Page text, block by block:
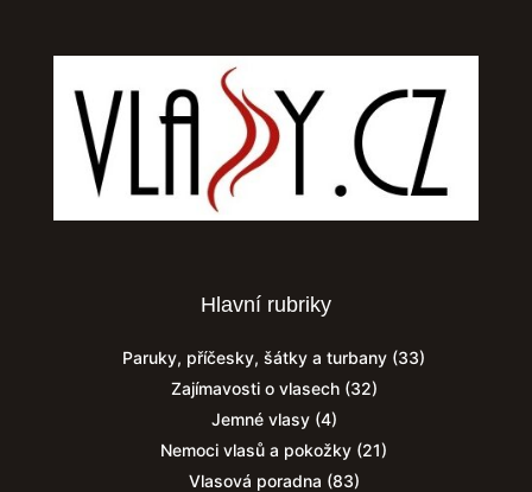
Hlavní rubriky
Paruky, příčesky, šátky a turbany (33)
Zajímavosti o vlasech(32)
Jemné vlasy(4)
Nemoci vlasů a pokožky (21)
Vlasová poradna (83)